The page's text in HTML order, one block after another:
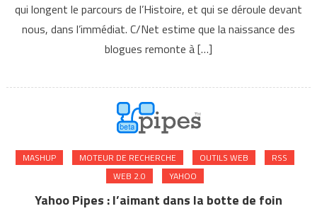
qui longent le parcours de l’Histoire, et qui se déroule devant
nous, dans l’immédiat. C/Net estime que la naissance des
blogues remonte à […]
MASHUP MOTEUR DE RECHERCHE OUTILS WEB
RSS
WEB 2.0
YAHOO
Yahoo Pipes : l’aimant dans la botte de foin